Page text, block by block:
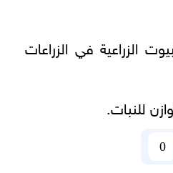
الزراعية في الزراعات
للنبات.
0